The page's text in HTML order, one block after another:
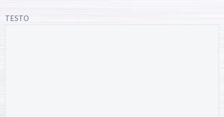
TESTO